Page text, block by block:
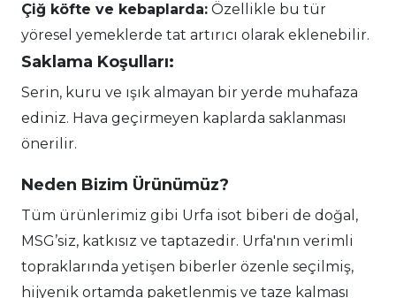
Çiğ köfte ve kebaplarda: Özellikle bu tür
yöresel yemeklerde tat artırıcı olarak eklenebilir.
Saklama Koşulları:
Serin, kuru ve ışık almayan bir yerde muhafaza
ediniz. Hava geçirmeyen kaplarda saklanması
önerilir.
Neden Bizim Ürünümüz?
Tüm ürünlerimiz gibi Urfa isot biberi de doğal,
MSG’siz, katkısız ve taptazedir. Urfa'nın verimli
topraklarında yetişen biberler özenle seçilmiş,
hijyenik ortamda paketlenmiş ve taze kalması